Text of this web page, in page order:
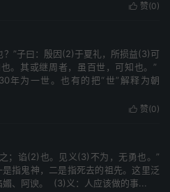
 赞(0)
？”子曰：殷因(2)于夏礼，所损益(3)可
。其或继周者，虽百世，可知也。”
年为一世。也有的把“世”解释为朝
 赞(0)
；谄(2)也。见义(3)不为，无勇也。”
是指鬼神，二是指死去的祖先。这里泛
、阿谀。 (3)义：人应该做的事...